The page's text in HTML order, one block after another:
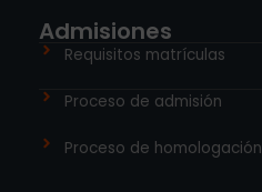
Admisiones
Requisitos matrículas
Proceso de admisión
Proceso de homologación